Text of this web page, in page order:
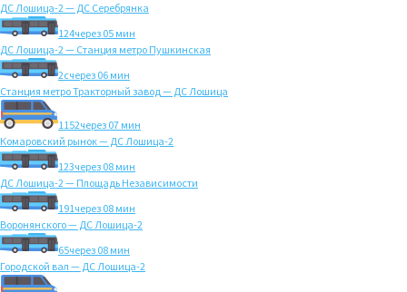
ДС Лошица-2 — ДС Серебрянка
124через 05 мин
ДС Лошица-2 — Станция метро Пушкинская
2счерез 06 мин
Станция метро Тракторный завод — ДС Лошица
1152через 07 мин
Комаровский рынок — ДС Лошица-2
123через 08 мин
ДС Лошица-2 — Площадь Независимости
191через 08 мин
Воронянского — ДС Лошица-2
65через 08 мин
Городской вал — ДС Лошица-2